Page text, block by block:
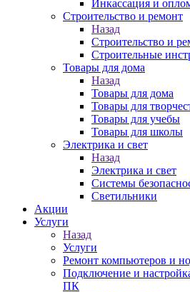
Инкассация и
Строительство и ремонт
Назад
Строительство и
Строительные
Товары для дома
Назад
Товары для дома
Товары для
Товары для учебы
Товары для школы
Электрика и свет
Назад
Электрика и свет
Системы
Светильники
Акции
Услуги
Назад
Услуги
Ремонт компьютеров и
Подключение и
ПК